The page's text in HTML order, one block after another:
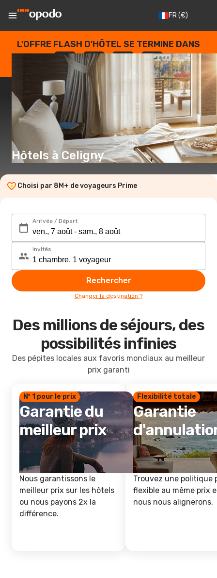
FR(€)
L'OFFRE FLASH D'HÔTEL SE TERMINE DANS
--
JOURS
: --
HEURES
: --
SECONDES
Hôtels à Celigny
Choisi par 8M+ de voyageurs Prime
Arrivée / Départ
Invités
Rechercher
Changer la destination ?
Des millions de séjours, des
possibilités infinies
Des pépites locales aux favoris mondiaux au meilleur
prix garanti
Nº 1 pour le prix
Garantie du
meilleur prix
Nous garantissons le
meilleur prix sur les hôtels
ou nous payons 2x la
différence.
Flexibilité totale
Garantie
Trouvez une politique
flexible au même prix
nous nous alignerons.